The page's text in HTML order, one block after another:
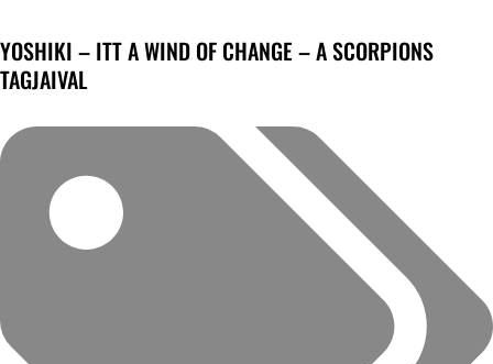
YOSHIKI – ITT A WIND OF CHANGE – A SCORPIONS
TAGJAIVAL